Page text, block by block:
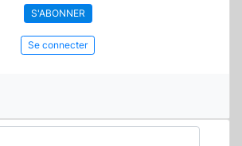
S'ABONNER
Se connecter